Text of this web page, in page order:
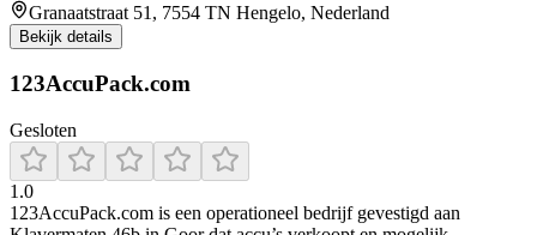
Granaatstraat 51, 7554 TN Hengelo, Nederland
Bekijk details
123AccuPack.com
Gesloten
1.0
123AccuPack.com is een operationeel bedrijf gevestigd aan